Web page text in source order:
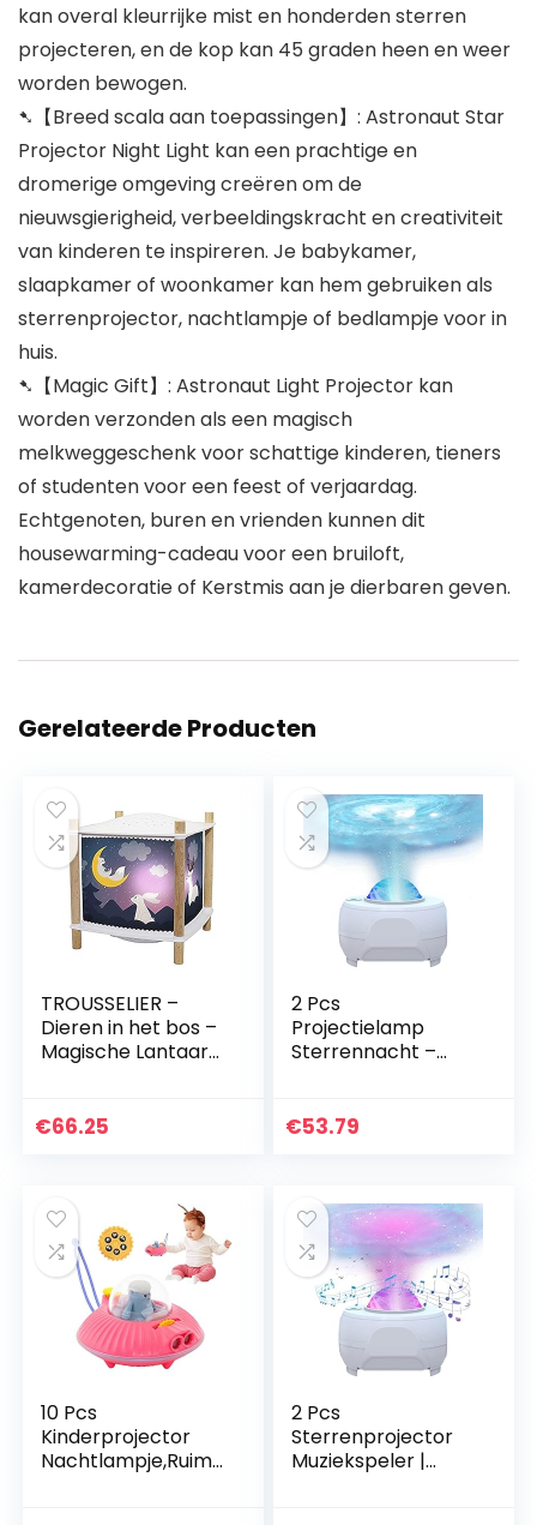
kan overal kleurrijke mist en honderden sterren
projecteren, en de kop kan 45 graden heen en weer
worden bewogen.
➷【Breed scala aan toepassingen】: Astronaut Star
Projector Night Light kan een prachtige en
dromerige omgeving creëren om de
nieuwsgierigheid, verbeeldingskracht en creativiteit
van kinderen te inspireren. Je babykamer,
slaapkamer of woonkamer kan hem gebruiken als
sterrenprojector, nachtlampje of bedlampje voor in
huis.
➷【Magic Gift】: Astronaut Light Projector kan
worden verzonden als een magisch
melkweggeschenk voor schattige kinderen, tieners
of studenten voor een feest of verjaardag.
Echtgenoten, buren en vrienden kunnen dit
housewarming-cadeau voor een bruiloft,
kamerdecoratie of Kerstmis aan je dierbaren geven.
Gerelateerde Producten
TROUSSELIER –
Dieren in het bos –
Magische Lantaarn
muziek –
€66.25
2 Pcs
Projectielamp
Sterrennacht –
kinderen,Verjaarda
€53.79
10 Pcs
Kinderprojector
Nachtlampje,Ruimt
2 Pcs
Sterrenprojector
Muziekspeler |